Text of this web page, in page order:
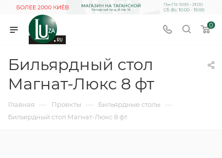
0
Бильярдный стол
Магнат-Люкс 8 фт
Главная — Проекты — Бильярдные столы —
Бильярдный стол Магнат-Люкс 8 фт